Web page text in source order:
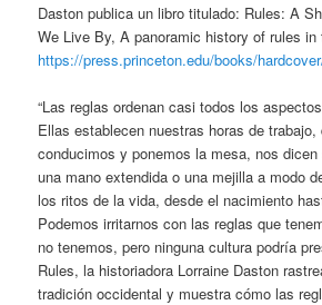
Daston publica un libro titulado: Rules: A
We Live By, A panoramic history of rules in
https://press.princeton.edu/books/
“Las reglas ordenan casi todos los
Ellas establecen nuestras horas de
conducimos y ponemos la mesa, nos
una mano extendida o una mejilla a modo
los ritos de la vida, desde el nacimiento
Podemos irritarnos con las reglas que
no tenemos, pero ninguna cultura podría
Rules, la historiadora Lorraine Daston
tradición occidental y muestra cómo las